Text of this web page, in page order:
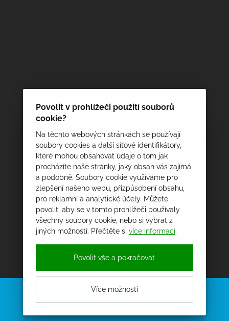
Povolit v prohlížeči použití souborů
cookie?
Na těchto webových stránkách se používají
soubory cookies a další síťové identifikátory,
které mohou obsahovat údaje o tom jak
procházíte naše stránky, jaký obsah vás zajímá
a podobně. Soubory cookie využíváme pro
zlepšení našeho webu, přizpůsobení obsahu,
pro reklamní a analytické účely. Můžete
povolit, aby se v tomto prohlížeči používaly
všechny soubory cookie, nebo si vybrat z
jiných možností. Přečtěte si více informací.
Povolit vše a pokračovat
Více možností
NEJNOVĚJŠÍ AKTUALITY